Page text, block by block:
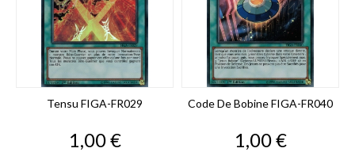
Tensu FIGA-FR029
Prix
1,00 €
Code De Bobine FIGA-FR040
Prix
1,00 €